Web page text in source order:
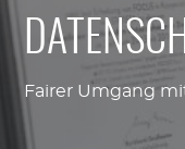
Fairer Umgang